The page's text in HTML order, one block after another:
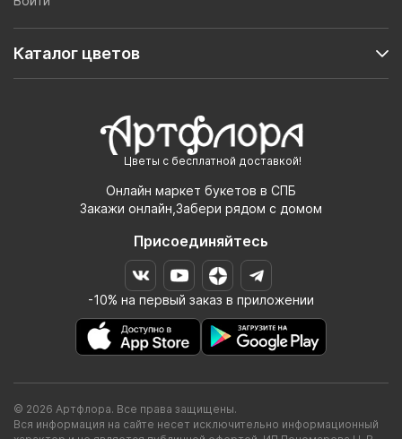
Цветы с бесплатной доставкой!
Онлайн маркет букетов в СПБ
Закажи онлайн,Забери рядом с домом
Присоединяйтесь
-10% на первый заказ в приложении
Каталог цветов
© 2026 Артфлора. Все права защищены.
Вся информация на сайте несет исключительно информационный